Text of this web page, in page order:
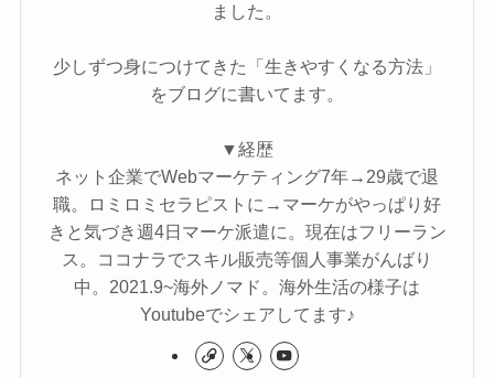
ました。
少しずつ身につけてきた「生きやすくなる方法」
をブログに書いてます。
▼経歴
ネット企業でWebマーケティング7年→29歳で退
職。ロミロミセラピストに→マーケがやっぱり好
きと気づき週4日マーケ派遣に。現在はフリーラン
ス。ココナラでスキル販売等個人事業がんばり
中。2021.9~海外ノマド。海外生活の様子は
Youtubeでシェアしてます♪